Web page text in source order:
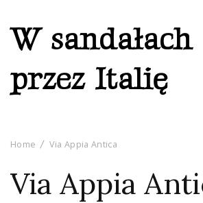
W sandałach
przez Italię
Home Via Appia Antica
Via Appia